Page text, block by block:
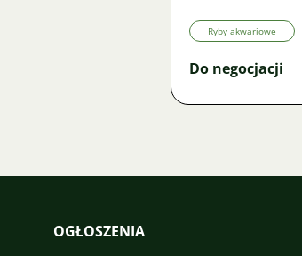
Ryby akwariowe
Do negocjacji
OGŁOSZENIA